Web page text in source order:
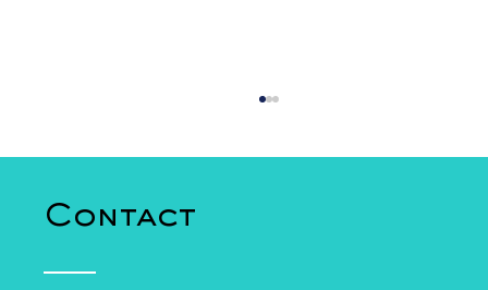
Contact